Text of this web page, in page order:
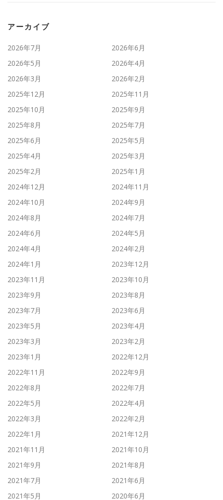
アーカイブ
2026年7月
2026年6月
2026年5月
2026年4月
2026年3月
2026年2月
2025年12月
2025年11月
2025年10月
2025年9月
2025年8月
2025年7月
2025年6月
2025年5月
2025年4月
2025年3月
2025年2月
2025年1月
2024年12月
2024年11月
2024年10月
2024年9月
2024年8月
2024年7月
2024年6月
2024年5月
2024年4月
2024年2月
2024年1月
2023年12月
2023年11月
2023年10月
2023年9月
2023年8月
2023年7月
2023年6月
2023年5月
2023年4月
2023年3月
2023年2月
2023年1月
2022年12月
2022年11月
2022年9月
2022年8月
2022年7月
2022年5月
2022年4月
2022年3月
2022年2月
2022年1月
2021年12月
2021年11月
2021年10月
2021年9月
2021年8月
2021年7月
2021年6月
2021年5月
2020年6月